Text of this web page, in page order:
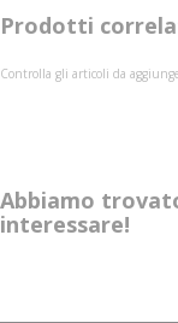
Prodotti
Controlla gli articoli da
Abbiamo
interessare!